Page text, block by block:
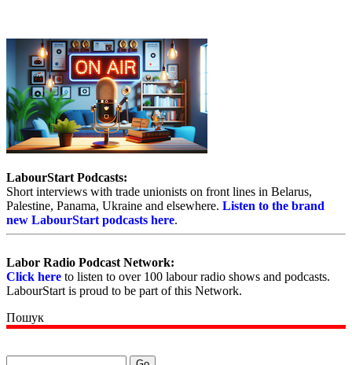
LabourStart Podcasts:
Short interviews with trade unionists on front lines in Belarus,
Palestine, Panama, Ukraine and elsewhere. Listen to the brand
new LabourStart podcasts here.
Labor Radio Podcast Network:
Click here to listen to over 100 labour radio shows and podcasts.
LabourStart is proud to be part of this Network.
Пошук